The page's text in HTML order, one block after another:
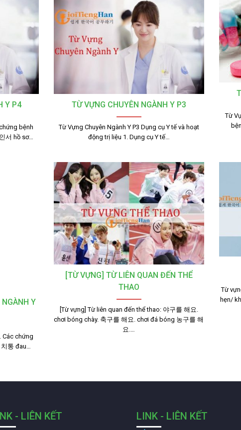
Y P4
bệnh
서 hồ sơ…
TỪ VỰNG CHUYÊN NGÀNH Y P3
Từ Vựng Chuyên Ngành Y P3 Dụng cụ Y tế và hoạt
động trị liệu 1. Dụng cụ Y tế…
Từ
NGÀNH Y
Các chứng
통 đau…
[TỪ VỰNG] TỪ LIÊN QUAN ĐẾN THỂ
THAO
[Từ vựng] Từ liên quan đến thể thao: 야구를 해요.
chơi bóng chày. 축구를 해요. chơi đá bóng 농구를 해
요.…
Từ
hẹn/
- LIÊN KẾT LINK - LIÊN KẾT